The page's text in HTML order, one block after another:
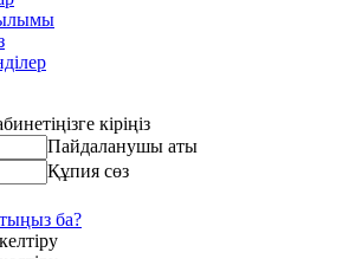
кіріңіз
Пайдаланушы аты
Құпия сөз
ба?